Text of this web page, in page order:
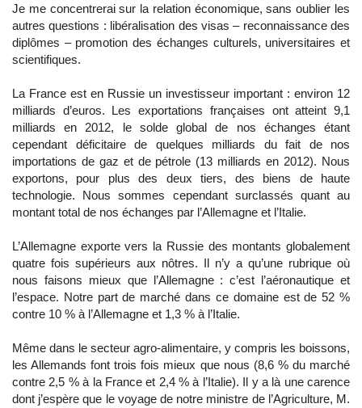
Je me concentrerai sur la relation économique, sans oublier les
autres questions : libéralisation des visas – reconnaissance des
diplômes – promotion des échanges culturels, universitaires et
scientifiques.
La France est en Russie un investisseur important : environ 12
milliards d’euros. Les exportations françaises ont atteint 9,1
milliards en 2012, le solde global de nos échanges étant
cependant déficitaire de quelques milliards du fait de nos
importations de gaz et de pétrole (13 milliards en 2012). Nous
exportons, pour plus des deux tiers, des biens de haute
technologie. Nous sommes cependant surclassés quant au
montant total de nos échanges par l’Allemagne et l’Italie.
L’Allemagne exporte vers la Russie des montants globalement
quatre fois supérieurs aux nôtres. Il n’y a qu’une rubrique où
nous faisons mieux que l’Allemagne : c’est l’aéronautique et
l’espace. Notre part de marché dans ce domaine est de 52 %
contre 10 % à l’Allemagne et 1,3 % à l’Italie.
Même dans le secteur agro-alimentaire, y compris les boissons,
les Allemands font trois fois mieux que nous (8,6 % du marché
contre 2,5 % à la France et 2,4 % à l’Italie). Il y a là une carence
dont j’espère que le voyage de notre ministre de l’Agriculture, M.